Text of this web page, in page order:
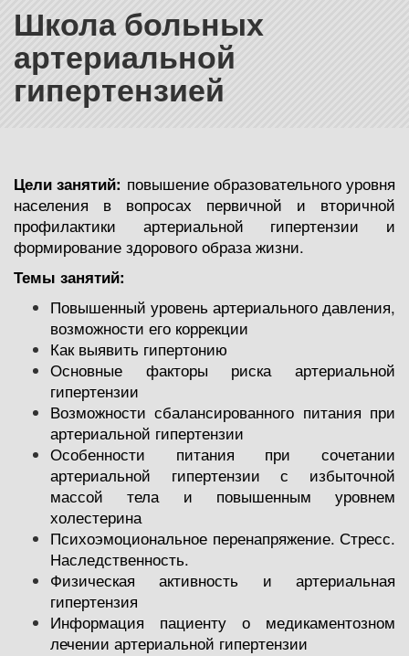
Школа больных
артериальной
гипертензией
Цели занятий: повышение образовательного уровня
населения в вопросах первичной и вторичной
профилактики артериальной гипертензии и
формирование здорового образа жизни.
Темы занятий:
Повышенный уровень артериального давления,
возможности его коррекции
Как выявить гипертонию
Основные факторы риска артериальной
гипертензии
Возможности сбалансированного питания при
артериальной гипертензии
Особенности питания при сочетании
артериальной гипертензии с избыточной
массой тела и повышенным уровнем
холестерина
Психоэмоциональное перенапряжение. Стресс.
Наследственность.
Физическая активность и артериальная
гипертензия
Информация пациенту о медикаментозном
лечении артериальной гипертензии